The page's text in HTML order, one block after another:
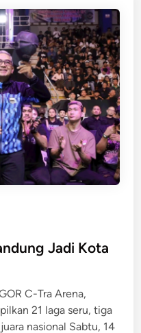
Jadi Kota
C-Tra Arena,
21 laga seru, tiga
nasional Sabtu, 14